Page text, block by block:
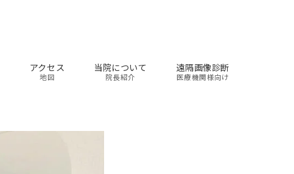
アクセス
地図
当院について
院長紹介
遠隔画像診断
医療機関様向け